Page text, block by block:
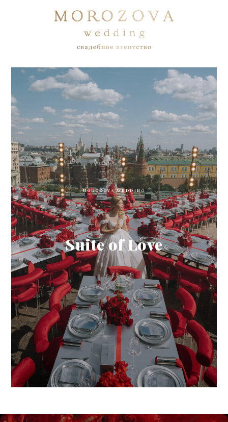
MOROZOVA WEDDING
Suite of Love